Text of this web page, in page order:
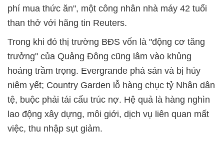
phí mua thức ăn", một công nhân nhà máy 42 tuổi
than thở với hãng tin Reuters.
Trong khi đó thị trường BĐS vốn là "động cơ tăng
trưởng" của Quảng Đông cũng lâm vào khủng
hoảng trầm trọng. Evergrande phá sản và bị hủy
niêm yết; Country Garden lỗ hàng chục tỷ Nhân dân
tệ, buộc phải tái cấu trúc nợ. Hệ quả là hàng nghìn
lao động xây dựng, môi giới, dịch vụ liên quan mất
việc, thu nhập sụt giảm.